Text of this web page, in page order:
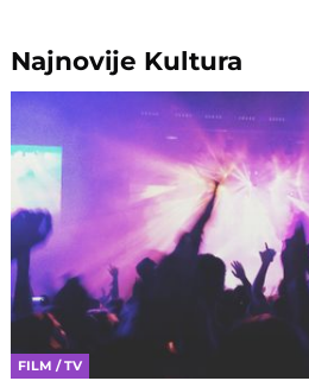
Najnovije Kultura
FILM / TV